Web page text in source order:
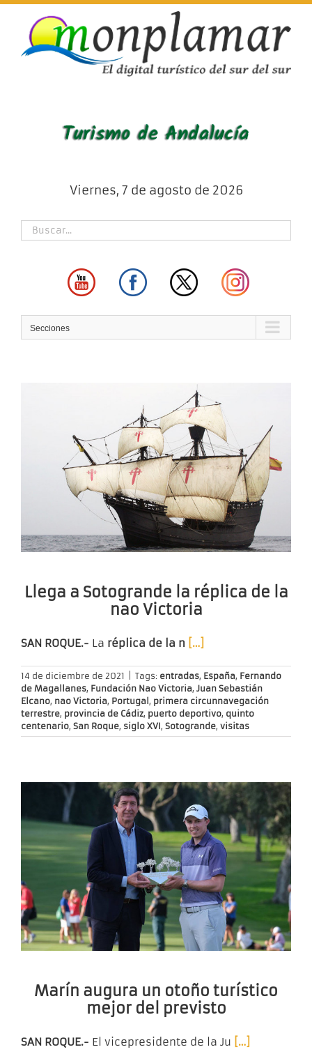
Skip
content
Viernes, 7 de agosto de 2026
Secciones
Llega a Sotogrande la réplica de la
nao Victoria
SAN ROQUE.- La réplica de la n […]
14 de diciembre de 2021 Tags: entradas, España, Fernando
de Magallanes, Fundación Nao Victoria, Juan Sebastián
Elcano, nao Victoria, Portugal , primera circunnavegación
terrestre, provincia de Cádiz, puerto deportivo, quinto
centenario, San Roque, siglo XVI, Sotogrande, visitas
Marín augura un otoño turístico
mejor del previsto
SAN ROQUE.- El vicepresidente de la Ju […]